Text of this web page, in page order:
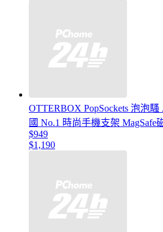
OTTERBOX PopSockets 泡泡
國 No.1 時尚手機支架 MagSafe
$949
$1,190